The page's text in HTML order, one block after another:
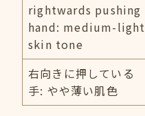
rightwards pushing
hand: medium-light
skin tone
右向きに押している
手: やや薄い肌色